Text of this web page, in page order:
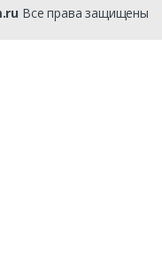
Все права защищены